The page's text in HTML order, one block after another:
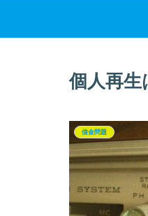
個人再
借金問題